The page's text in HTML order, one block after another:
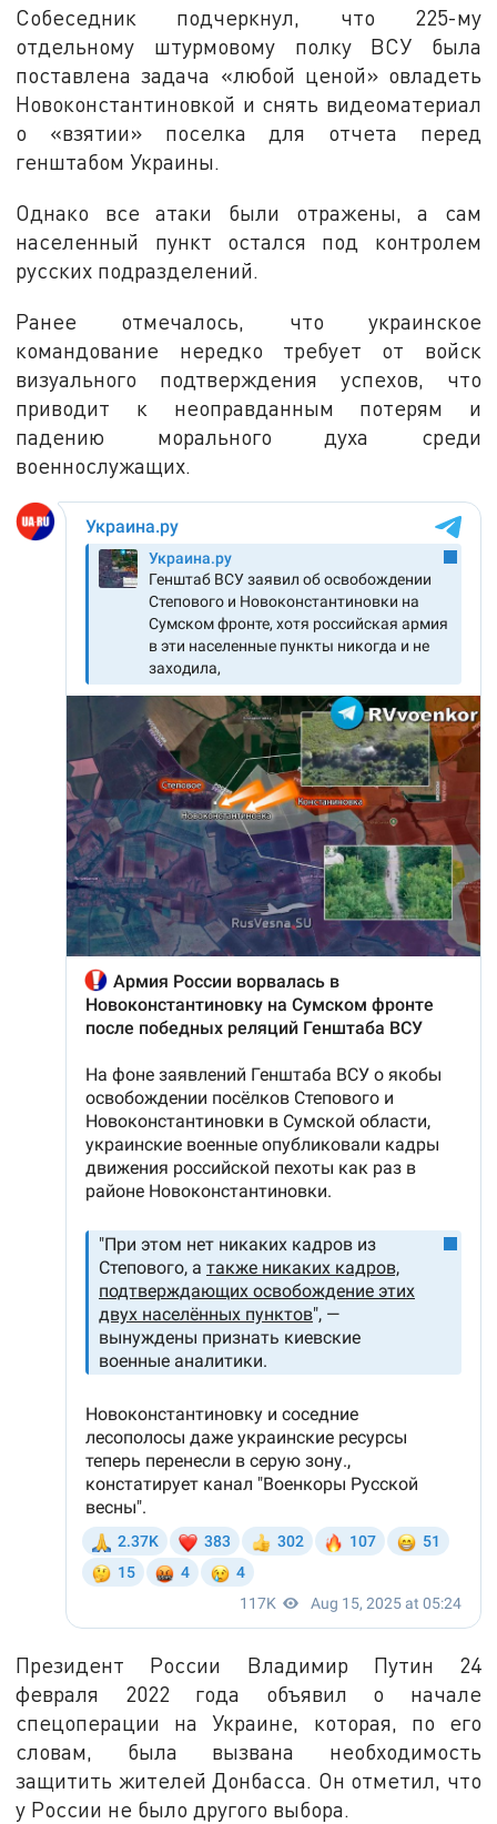
Собеседник подчеркнул, что 225-му
отдельному штурмовому полку ВСУ была
поставлена задача «любой ценой» овладеть
Новоконстантиновкой и снять видеоматериал
о «взятии» поселка для отчета перед
генштабом Украины.
Однако все атаки были отражены, а сам
населенный пункт остался под контролем
русских подразделений.
Ранее отмечалось, что украинское
командование нередко требует от войск
визуального подтверждения успехов, что
приводит к неоправданным потерям и
падению морального духа среди
военнослужащих.
Президент России Владимир Путин 24
февраля 2022 года объявил о начале
спецоперации на Украине, которая, по его
словам, была вызвана необходимость
защитить жителей Донбасса. Он отметил, что
у России не было другого выбора.